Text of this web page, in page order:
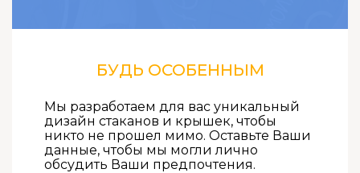
БУДЬ ОСОБЕННЫМ
Мы разработаем для вас уникальный
дизайн стаканов и крышек, чтобы
никто не прошел мимо. Оставьте Ваши
данные, чтобы мы могли лично
обсудить Ваши предпочтения.